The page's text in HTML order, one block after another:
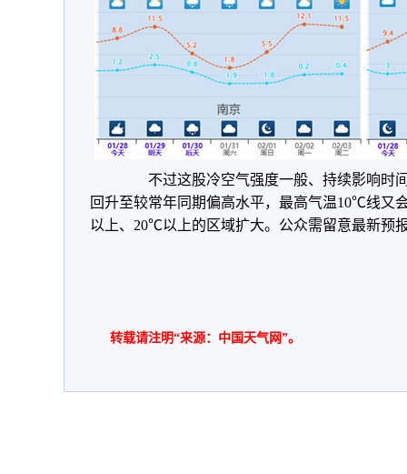
不过这股冷空气强度一般、持续影响时
回升至较常年同期偏高水平，最高气温10℃线又
以上、20℃以上的区域扩大。公众需留意最新预
转载请注明“来源：中国天气网”。